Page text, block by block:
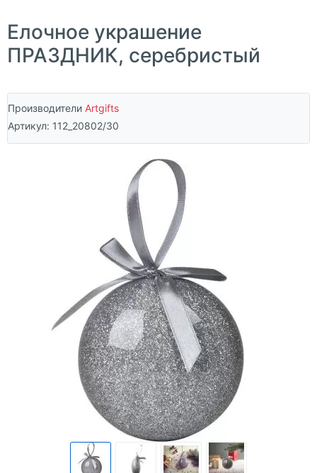
Елочное украшение
ПРАЗДНИК, серебристый
Производители Artgifts
Артикул: 112_20802/30